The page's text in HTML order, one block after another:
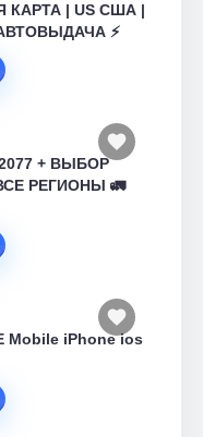
КАРТА | US США |
⚡️
+ ВЫБОР
РЕГИОНЫ 🚛
Mobile iPhone ios